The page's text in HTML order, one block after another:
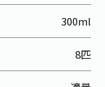
300ml
8匹